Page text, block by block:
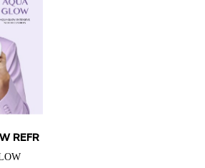
REFRESHING SERUM CUSHION